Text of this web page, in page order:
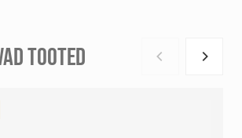
TOOTED